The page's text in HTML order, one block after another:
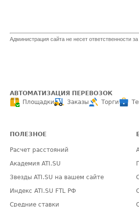
Администрация сайта не несет
АВТОМАТИЗАЦИЯ ПЕРЕВОЗОК
Площадки
Заказы Торги
ПОЛЕЗНОЕ
Расчет расстояний
Академия ATI.SU
Звезды ATI.SU на вашем сайте
Индекс ATI.SU FTL РФ
Средние ставки